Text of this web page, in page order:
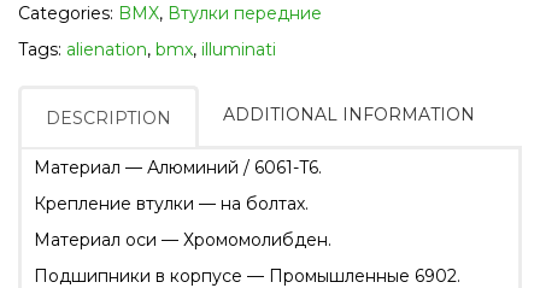
Categories: BMX, Втулки передние
Tags: alienation, bmx, illuminati
DESCRIPTION ADDITIONAL INFORMATION
Материал — Алюминий / 6061-T6.
Крепление втулки — на болтах.
Материал оси — Хромомолибден.
Подшипники в корпусе — Промышленные 6902.